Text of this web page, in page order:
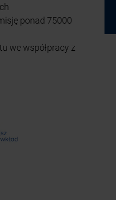
ponad 75000
we współpracy z